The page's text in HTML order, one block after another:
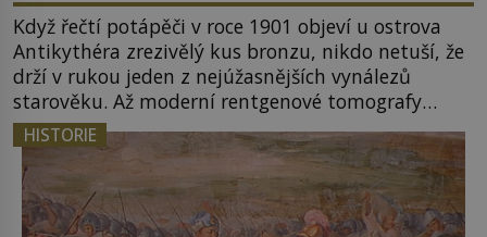
Když řečtí potápěči v roce 1901 objeví u ostrova
Antikythéra zrezivělý kus bronzu, nikdo netuší, že
drží v rukou jeden z nejúžasnějších vynálezů
starověku. Až moderní rentgenové tomografy
odhalí desítky ozubených kol ukrytých uvnitř.
Mechanismus z Antikythéry je dnes považován za
nejstarší známý analogový počítač na světě. Přesto
ani po více než sto letech výzkumu […]
HISTORIE